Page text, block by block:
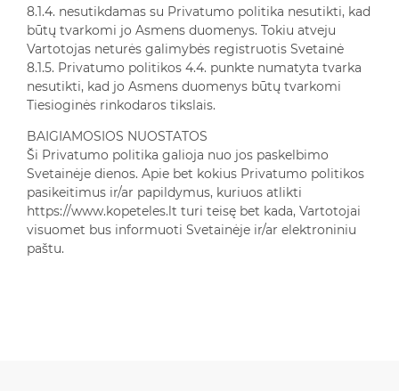
8.1.4. nesutikdamas su Privatumo politika nesutikti, kad
būtų tvarkomi jo Asmens duomenys. Tokiu atveju
Vartotojas neturės galimybės registruotis Svetainė
8.1.5. Privatumo politikos 4.4. punkte numatyta tvarka
nesutikti, kad jo Asmens duomenys būtų tvarkomi
Tiesioginės rinkodaros tikslais.
BAIGIAMOSIOS NUOSTATOS
Ši Privatumo politika galioja nuo jos paskelbimo
Svetainėje dienos. Apie bet kokius Privatumo politikos
pasikeitimus ir/ar papildymus, kuriuos atlikti
https://www.kopeteles.lt turi teisę bet kada, Vartotojai
visuomet bus informuoti Svetainėje ir/ar elektroniniu
paštu.